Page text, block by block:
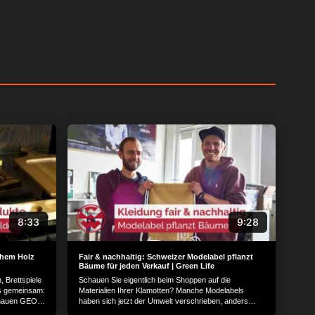
einem Gerät zu und
die von einem
und
über Gerätescans
klicken, um der
detailliertere
oder diese
Ihre Einwilligung
Ihre Einstellungen
8:33
Holz
Brettspiele
gemeinsam:
GEO-
9:28
Fair & nachhaltig: Schweizer Modelabel pflanzt
Bäume für jeden Verkauf | Green Life
Schauen Sie eigentlich beim Shoppen auf die
Materialien Ihrer Klamotten? Manche Modelabels
haben sich jetzt der Umwelt verschrieben, anders